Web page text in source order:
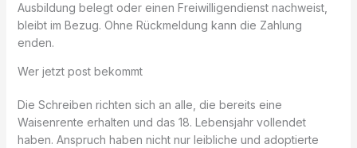
Ausbildung belegt oder einen Freiwilligendienst nachweist,
bleibt im Bezug. Ohne Rückmeldung kann die Zahlung
enden.
Wer jetzt post bekommt
Die Schreiben richten sich an alle, die bereits eine
Waisenrente erhalten und das 18. Lebensjahr vollendet
haben. Anspruch haben nicht nur leibliche und adoptierte